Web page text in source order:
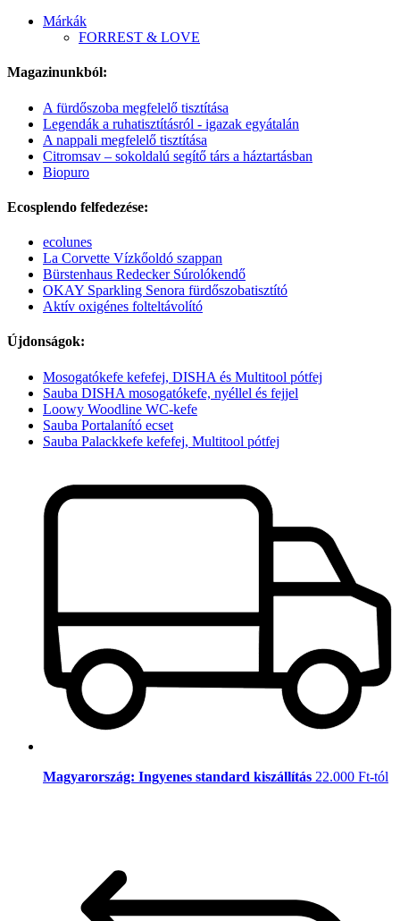
Márkák
FORREST & LOVE
Magazinunkból:
A fürdőszoba megfelelő tisztítása
Legendák a ruhatisztításról - igazak egyátalán
A nappali megfelelő tisztítása
Citromsav – sokoldalú segítő társ a háztartásban
Biopuro
Ecosplendo felfedezése:
ecolunes
La Corvette Vízkőoldó szappan
Bürstenhaus Redecker Súrolókendő
OKAY Sparkling Senora fürdőszobatisztító
Aktív oxigénes folteltávolító
Újdonságok:
Mosogatókefe kefefej, DISHA és Multitool pótfej
Sauba DISHA mosogatókefe, nyéllel és fejjel
Loowy Woodline WC-kefe
Sauba Portalanító ecset
Sauba Palackkefe kefefej, Multitool pótfej
Magyarország: Ingyenes standard kiszállítás 22.000 Ft-tól